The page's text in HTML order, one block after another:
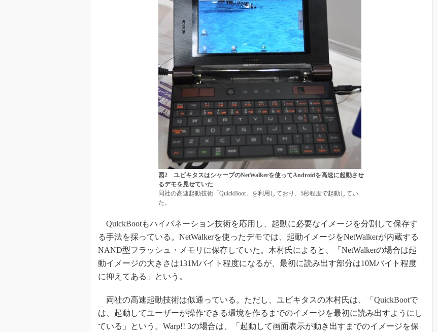
図2 ユビキタスはシャープのNetWalkerを使ってAndroidを高速に起動させ
るデモを見せていた
同社の高速起動技術「QuickBoot」を利用しており、5秒程度で起動してい
た。
QuickBootもハイバネーション技術を応用し、起動に必要なイメージを分割して保存す
る手法を採っている。NetWalkerを使ったデモでは、起動イメージをNetWalkerが内蔵する
NAND型フラッシュ・メモリに保存していた。木村氏によると、「NetWalkerの場合は起
動イメージの大きさは131Mバイト程度になるが、最初に読み出す部分は10Mバイト程度
に抑えてある」という。
両社の高速起動技術は似通っている。ただし、ユビキタスの木村氏は、「QuickBootで
は、起動してユーザーが操作できる環境を作るまでのイメージを最初に読み出すようにし
ている」という。Warp!! 3の場合は、「起動して画面表示が動き出すまでのイメージを保